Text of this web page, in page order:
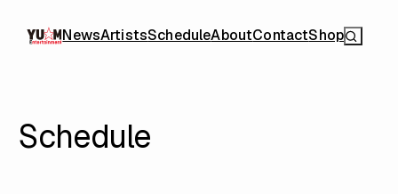
NewsArtistsScheduleAboutContactShop
Schedule